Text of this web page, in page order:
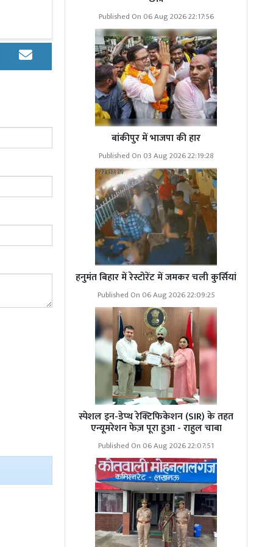
सका।”
बनाने में
से बचना
में महारत
करेंगे।
मजबूर
नहीं होना
तरह की
धैर्य
Published On 06 Aug 2026 22:17:56
बांकीपुर में भाजपा की हार
Published On 03 Aug 2026 22:19:28
हनुमंत बिहार में रेस्टोरेंट में जमकर चली कुर्सियां
Published On 06 Aug 2026 22:09:25
स्पेशल इन-डेप्थ रेक्टिफिकेशन (SIR) के तहत
एन्यूमरेशन फेज़ पूरा हुआ - राहुल चाबा
Published On 06 Aug 2026 22:07:51